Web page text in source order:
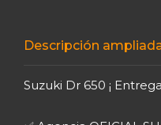
Descripción
Suzuki Dr 650 ¡